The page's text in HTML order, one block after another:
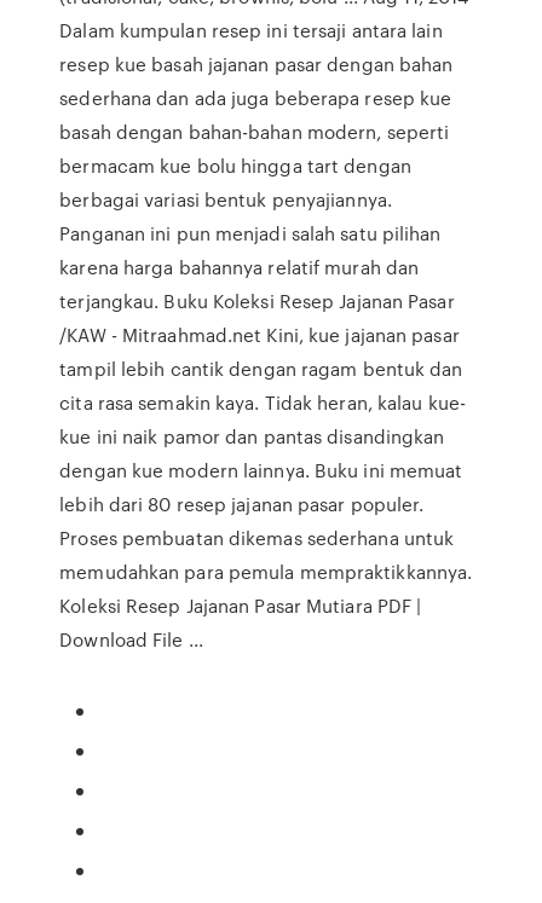
Dalam kumpulan resep ini tersaji antara lain
resep kue basah jajanan pasar dengan bahan
sederhana dan ada juga beberapa resep kue
basah dengan bahan-bahan modern, seperti
bermacam kue bolu hingga tart dengan
berbagai variasi bentuk penyajiannya.
Panganan ini pun menjadi salah satu pilihan
karena harga bahannya relatif murah dan
terjangkau. Buku Koleksi Resep Jajanan Pasar
/KAW - Mitraahmad.net Kini, kue jajanan pasar
tampil lebih cantik dengan ragam bentuk dan
cita rasa semakin kaya. Tidak heran, kalau kue-
kue ini naik pamor dan pantas disandingkan
dengan kue modern lainnya. Buku ini memuat
lebih dari 80 resep jajanan pasar populer.
Proses pembuatan dikemas sederhana untuk
memudahkan para pemula mempraktikkannya.
Koleksi Resep Jajanan Pasar Mutiara PDF |
Download File ...